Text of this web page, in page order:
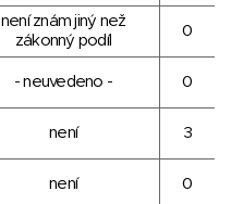
není znám jiný než
zákonný podíl
0
- neuvedeno - 0
není 3
není 0